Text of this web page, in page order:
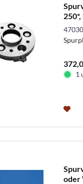
47030
1
oder